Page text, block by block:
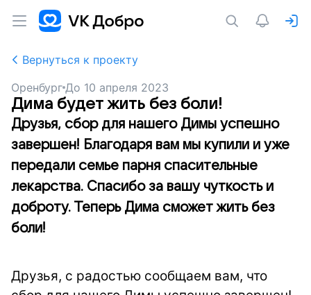
Вернуться к проекту
Оренбург До 10 апреля 2023
Дима будет жить без боли!
Друзья, сбор для нашего Димы успешно
завершен! Благодаря вам мы купили и уже
передали семье парня спасительные
лекарства. Спасибо за вашу чуткость и
доброту. Теперь Дима сможет жить без
боли!
Друзья, с радостью сообщаем вам, что